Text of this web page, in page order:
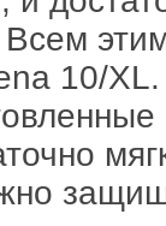
Всем
10/